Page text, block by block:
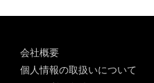
会社概要
個人情報の取扱いについて